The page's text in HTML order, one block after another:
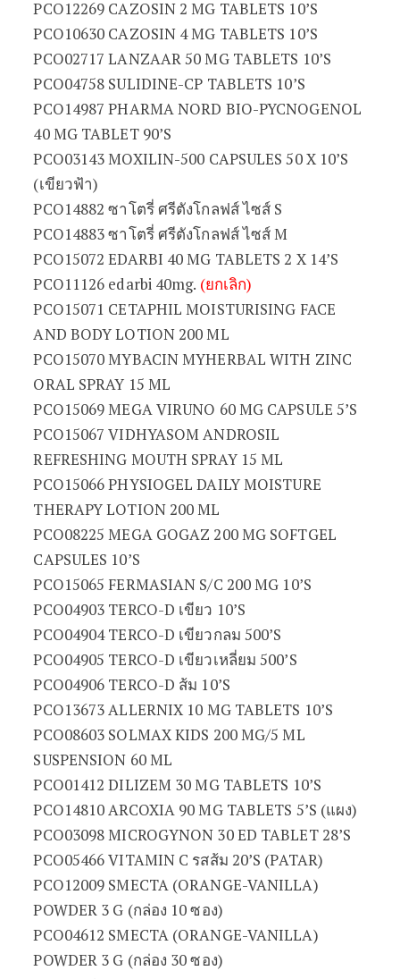
PCO12269 CAZOSIN 2 MG TABLETS 10’S
PCO10630 CAZOSIN 4 MG TABLETS 10’S
PCO02717 LANZAAR 50 MG TABLETS 10’S
PCO04758 SULIDINE-CP TABLETS 10’S
PCO14987 PHARMA NORD BIO-PYCNOGENOL
40 MG TABLET 90’S
PCO03143 MOXILIN-500 CAPSULES 50 X 10’S
(เขียวฟ้า)
PCO14882 ซาโตรี่ ศรีตังโกลฟส์ ไซส์ S
PCO14883 ซาโตรี่ ศรีตังโกลฟส์ ไซส์ M
PCO15072 EDARBI 40 MG TABLETS 2 X 14’S
PCO11126 edarbi 40mg. (ยกเลิก)
PCO15071 CETAPHIL MOISTURISING FACE
AND BODY LOTION 200 ML
PCO15070 MYBACIN MYHERBAL WITH ZINC
ORAL SPRAY 15 ML
PCO15069 MEGA VIRUNO 60 MG CAPSULE 5’S
PCO15067 VIDHYASOM ANDROSIL
REFRESHING MOUTH SPRAY 15 ML
PCO15066 PHYSIOGEL DAILY MOISTURE
THERAPY LOTION 200 ML
PCO08225 MEGA GOGAZ 200 MG SOFTGEL
CAPSULES 10’S
PCO15065 FERMASIAN S/C 200 MG 10’S
PCO04903 TERCO-D เขียว 10’S
PCO04904 TERCO-D เขียวกลม 500’S
PCO04905 TERCO-D เขียวเหลี่ยม 500’S
PCO04906 TERCO-D ส้ม 10’S
PCO13673 ALLERNIX 10 MG TABLETS 10’S
PCO08603 SOLMAX KIDS 200 MG/5 ML
SUSPENSION 60 ML
PCO01412 DILIZEM 30 MG TABLETS 10’S
PCO14810 ARCOXIA 90 MG TABLETS 5’S (แผง)
PCO03098 MICROGYNON 30 ED TABLET 28’S
PCO05466 VITAMIN C รสส้ม 20’S (PATAR)
PCO12009 SMECTA (ORANGE-VANILLA)
POWDER 3 G (กล่อง 10 ซอง)
PCO04612 SMECTA (ORANGE-VANILLA)
POWDER 3 G (กล่อง 30 ซอง)